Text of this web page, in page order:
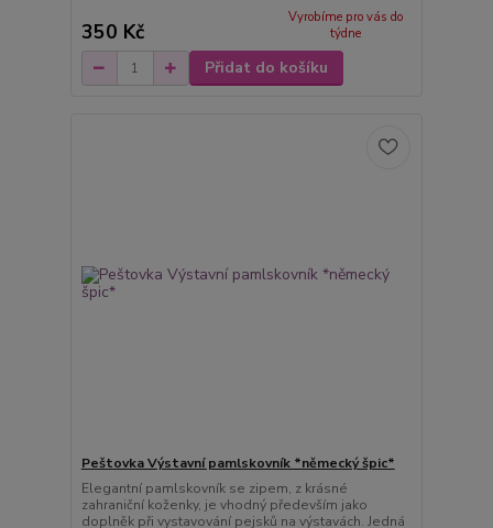
350 Kč
Vyrobíme pro vás do
týdne
Přidat do košíku
Peštovka Výstavní pamlskovník *německý špic*
Elegantní pamlskovník se zipem, z krásné
zahraniční koženky, je vhodný především jako
doplněk při vystavování pejsků na výstavách. Jedná